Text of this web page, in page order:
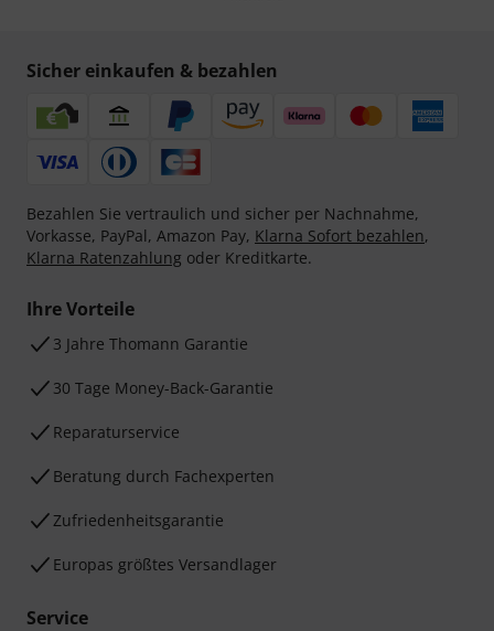
Sicher einkaufen & bezahlen
Bezahlen Sie vertraulich und sicher per Nachnahme,
Vorkasse, PayPal, Amazon Pay, Klarna Sofort bezahlen,
Klarna Ratenzahlung oder Kreditkarte.
Ihre Vorteile
3 Jahre Thomann Garantie
30 Tage Money-Back-Garantie
Reparaturservice
Beratung durch Fachexperten
Zufriedenheitsgarantie
Europas größtes Versandlager
Service